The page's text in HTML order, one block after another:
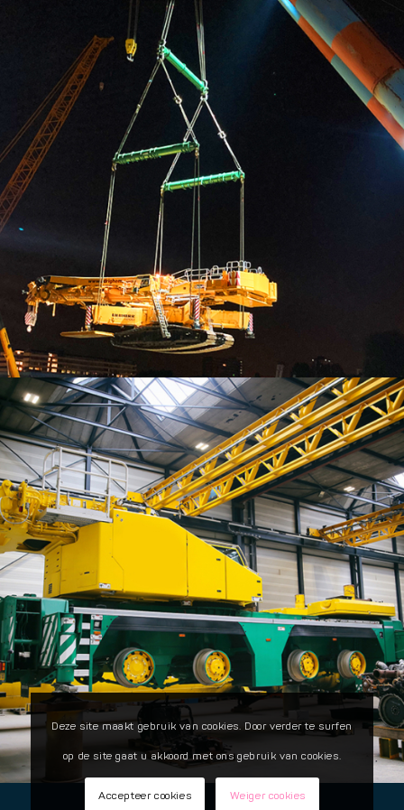
Deze site maakt gebruik van cookies. Door verder te surfen
op de site gaat u akkoord met ons gebruik van cookies.
Accepteer cookies Weiger cookies